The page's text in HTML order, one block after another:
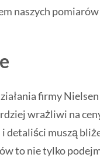
naszych
firmy
wrażliwi na
detaliści muszą
to nie tylko